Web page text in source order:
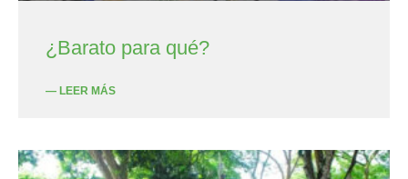
¿Barato para qué?
— LEER MÁS